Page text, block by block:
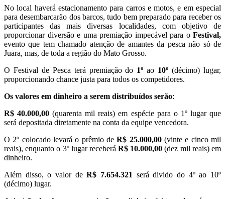
No local haverá estacionamento para carros e motos, e em especial
para desembarcarão dos barcos, tudo bem preparado para receber os
participantes das mais diversas localidades, com objetivo de
proporcionar diversão e uma premiação impecável para o Festival,
evento que tem chamado atenção de amantes da pesca não só de
Juara, mas, de toda a região do Mato Grosso.
O Festival de Pesca terá premiação do 1º ao 10º (décimo) lugar,
proporcionando chance justa para todos os competidores.
Os valores em dinheiro a serem distribuídos serão:
R$ 40.000,00 (quarenta mil reais) em espécie para o 1º lugar que
será depositada diretamente na conta da equipe vencedora.
O 2º colocado levará o prêmio deR$ 25.000,00(vinte e cinco mil
reais), enquanto o 3º lugar receberáR$ 10.000,00 (dez mil reais) em
dinheiro.
Além disso, o valor deR$ 7.654.321 será divido do 4º ao 10º
(décimo) lugar.